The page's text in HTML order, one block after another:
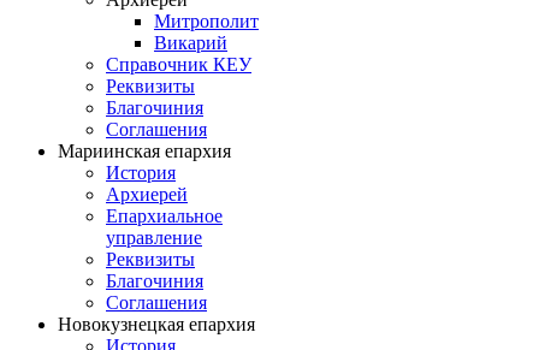
Митрополит
Викарий
Справочник КЕУ
Реквизиты
Благочиния
Соглашения
Мариинская епархия
История
Архиерей
Епархиальное
управление
Реквизиты
Благочиния
Соглашения
Новокузнецкая епархия